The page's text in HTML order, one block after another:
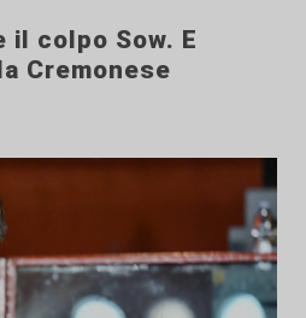
il colpo Sow. E
Cremonese